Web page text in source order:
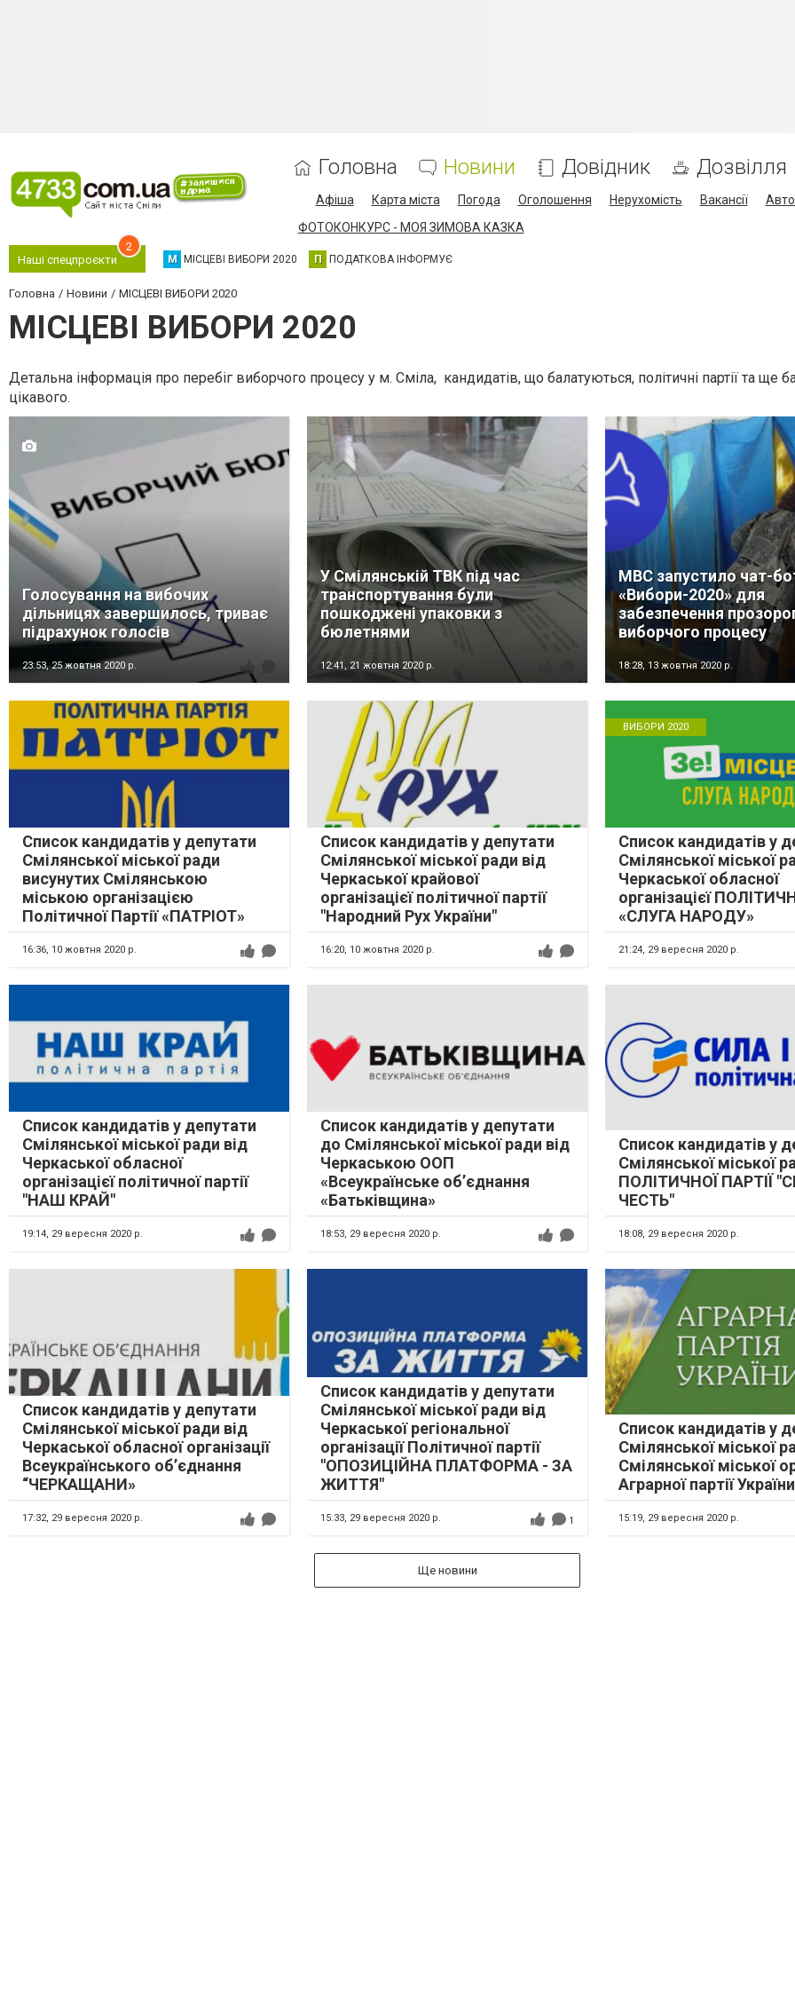
Головна Новини Довідник Дозвілля
Афіша Карта міста Погода Оголошення Нерухомість Вакансії
ФОТОКОНКУРС - МОЯ ЗИМОВА КАЗКА
Наші спецпроєкти
2
М МІСЦЕВІ ВИБОРИ 2020 П ПОДАТКОВА ІНФОРМУЄ
Головна Новини МІСЦЕВІ ВИБОРИ 2020
МІСЦЕВІ ВИБОРИ 2020
Детальна інформація про перебіг виборчого процесу у м. Сміла, кандидатів, що балатуються, політичні партії та ще
цікавого.
Голосування на вибочих
дільницях завершилось, триває
підрахунок голосів
23:53,25 жовтня 2020 р.
У Смілянській ТВК під час
транспортування були
пошкоджені упаковки з
бюлетнями
12:41, 21 жовтня 2020 р.
МВС запустило чат-
«Вибори-2020» для
забезпечення
виборчого процесу
18:28, 13 жовтня 2020 р.
Список кандидатів у депутати
Смілянської міської ради
висунутих Смілянською
міською організацією
Політичної Партії «ПАТРІОТ»
16:36, 10 жовтня 2020 р.
Список кандидатів у депутати
Смілянської міської ради від
Черкаської крайової
організацієї політичної партії
"Народний Рух України"
16:20, 10 жовтня 2020 р.
ВИБОРИ 2020
Список кандидатів у
Смілянської міської
Черкаської обласної
організацієї
«СЛУГА НАРОДУ»
21:24, 29 вересня 2020 р.
Список кандидатів у депутати
Смілянської міської ради від
Черкаської обласної
організацієї політичної партії
"НАШ КРАЙ"
19:14, 29 вересня 2020 р.
Список кандидатів у депутати
до Смілянської міської ради від
Черкаською ООП
«Всеукраїнське об’єднання
«Батьківщина»
18:53, 29 вересня 2020 р.
Список кандидатів у
Смілянської міської
ПОЛІТИЧНОЇ ПАРТІЇ
ЧЕСТЬ"
18:08, 29 вересня 2020 р.
Список кандидатів у депутати
Смілянської міської ради від
Черкаської обласної організації
Всеукраїнського об’єднання
“ЧЕРКАЩАНИ»
17:32, 29 вересня 2020 р.
Список кандидатів у депутати
Смілянської міської ради від
Черкаської регіональної
організації Політичної партії
"ОПОЗИЦІЙНА ПЛАТФОРМА - ЗА
ЖИТТЯ"
15:33, 29 вересня 2020 р. 1
Список кандидатів у
Смілянської міської
Смілянської міської
Аграрної партії України
15:19, 29 вересня 2020 р.
Ще новини